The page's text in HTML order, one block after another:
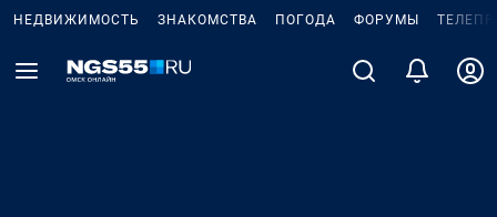
НЕДВИЖИМОСТЬ ЗНАКОМСТВА ПОГОДА ФОРУМЫ